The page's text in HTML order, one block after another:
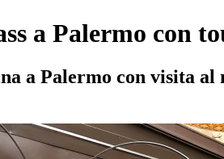
a Palermo con
a Palermo con visita al